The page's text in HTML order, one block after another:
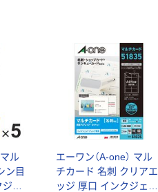
ル
ン目
ェ
エーワン（A-one） マル
チカード 名刺 クリアエ
ッジ 厚口 インクジェッ